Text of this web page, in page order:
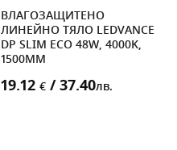
ВЛАГОЗАЩИТЕНО
ЛИНЕЙНО ТЯЛО LEDVANCE
DP SLIM ECO 48W, 4000K,
1500MM
19.12 € / 37.40лв.